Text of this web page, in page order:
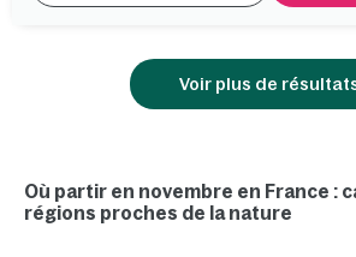
Voir plus de
Où partir en novembre en France :
régions proches de la nature